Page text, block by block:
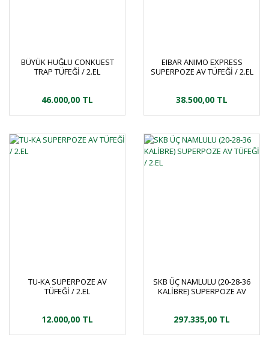
BÜYÜK HUĞLU CONKUEST
TRAP TÜFEĞİ / 2.EL
46.000,00 TL
EIBAR ANIMO EXPRESS
SUPERPOZE AV TÜFEĞİ / 2.EL
38.500,00 TL
TU-KA SUPERPOZE AV
TÜFEĞİ / 2.EL
12.000,00 TL
SKB ÜÇ NAMLULU (20-28-36
KALİBRE) SUPERPOZE AV
297.335,00 TL